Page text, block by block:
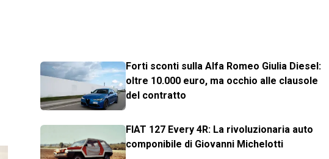
Forti sconti sulla Alfa Romeo Giulia Diesel:
oltre 10.000 euro, ma occhio alle clausole
del contratto
FIAT 127 Every 4R: La rivoluzionaria auto
componibile di Giovanni Michelotti